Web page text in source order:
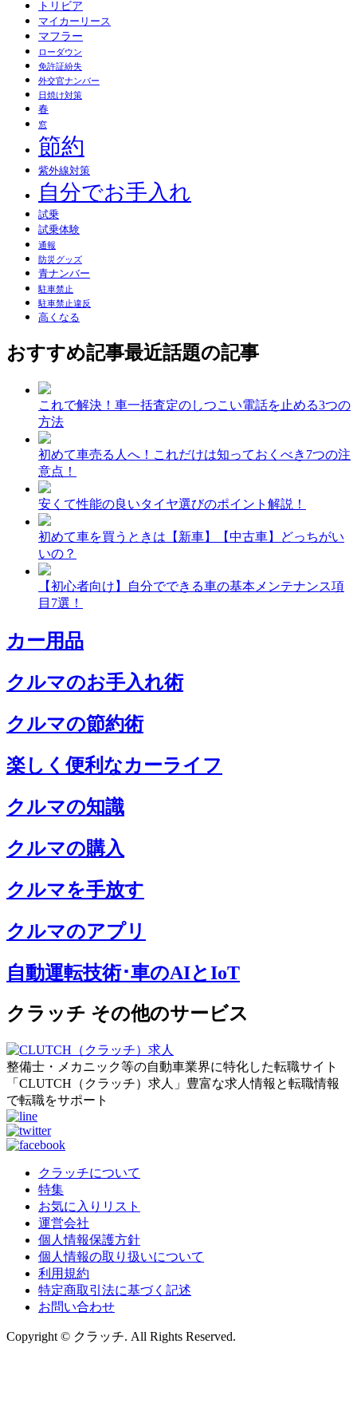
トリビア
マイカーリース
マフラー
ローダウン
免許証紛失
外交官ナンバー
日焼け対策
春
窓
節約
紫外線対策
自分でお手入れ
試乗
試乗体験
通報
防災グッズ
青ナンバー
駐車禁止
駐車禁止違反
高くなる
おすすめ記事最近話題の記事
これで解決！車一括査定のしつこい電話を止める3つの
方法
初めて車売る人へ！これだけは知っておくべき7つの注
意点！
安くて性能の良いタイヤ選びのポイント解説！
初めて車を買うときは【新車】【中古車】どっちがい
いの？
【初心者向け】自分でできる車の基本メンテナンス項
目7選！
カー用品
クルマのお手入れ術
クルマの節約術
楽しく便利なカーライフ
クルマの知識
クルマの購入
クルマを手放す
クルマのアプリ
自動運転技術･車のAIとIoT
クラッチ その他のサービス
整備士・メカニック等の自動車業界に特化した転職サイト
「CLUTCH（クラッチ）求人」豊富な求人情報と転職情報
で転職をサポート
クラッチについて
特集
お気に入りリスト
運営会社
個人情報保護方針
個人情報の取り扱いについて
利用規約
特定商取引法に基づく記述
お問い合わせ
Copyright © クラッチ. All Rights Reserved.